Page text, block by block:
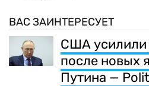
ВАС ЗАИНТЕРЕСУЕТ
США усилили
после новых
Путина —